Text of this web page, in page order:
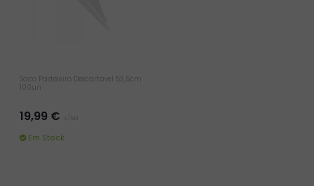
Saco Pasteleiro Descartável 53,5cm
100un
19,99 €
Em Stock